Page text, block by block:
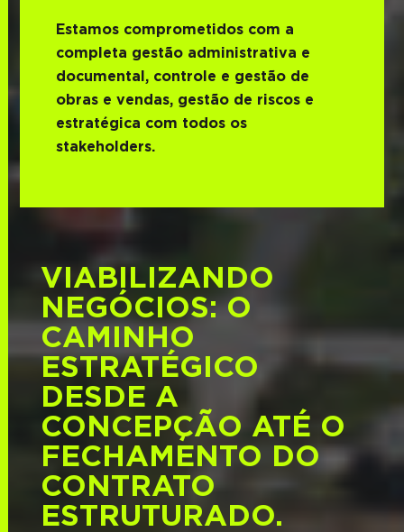
Estamos comprometidos com a
completa gestão administrativa e
documental, controle e gestão de
obras e vendas, gestão de riscos e
estratégica com todos os
stakeholders.
VIABILIZANDO
NEGÓCIOS: O
CAMINHO
ESTRATÉGICO
DESDE A
CONCEPÇÃO ATÉ O
FECHAMENTO DO
CONTRATO
ESTRUTURADO.